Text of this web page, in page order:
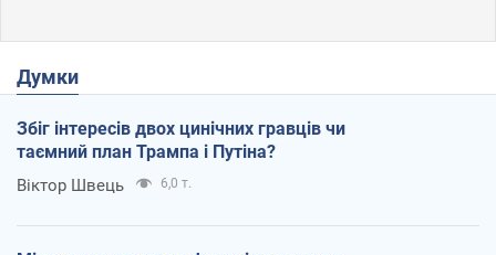
Думки
Збіг інтересів двох цинічних гравців чи
таємний план Трампа і Путіна?
Віктор Швець 6,0 т.